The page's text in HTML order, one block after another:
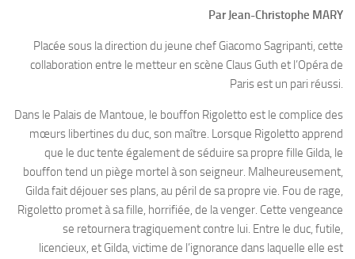
Par Jean-Christophe MARY
Placée sous la direction du jeune chef Giacomo Sagripanti, cette
collaboration entre le metteur en scène Claus Guth et l’Opéra de
Paris est un pari réussi.
Dans le Palais de Mantoue, le bouffon Rigoletto est le complice des
mœurs libertines du duc, son maître. Lorsque Rigoletto apprend
que le duc tente également de séduire sa propre fille Gilda, le
bouffon tend un piège mortel à son seigneur. Malheureusement,
Gilda fait déjouer ses plans, au péril de sa propre vie. Fou de rage,
Rigoletto promet à sa fille, horrifiée, de la venger. Cette vengeance
se retournera tragiquement contre lui. Entre le duc, futile,
licencieux, et Gilda, victime de l’ignorance dans laquelle elle est